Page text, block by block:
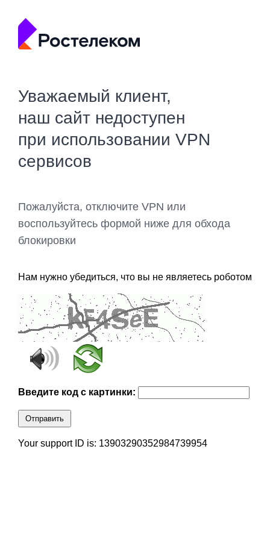
Уважаемый клиент,
наш сайт недоступен
при использовании VPN
сервисов
Пожалуйста, отключите VPN или
воспользуйтесь формой ниже для обхода
блокировки
Нам нужно убедиться, что вы не являетесь роботом
Введите код с картинки:
Отправить
Your support ID is: 13903290352984739954